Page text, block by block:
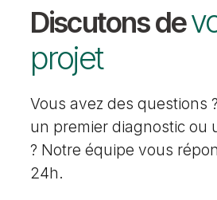
Discutons de
projet
Vous avez des questions
un premier diagnostic ou
? Notre équipe vous
24h.